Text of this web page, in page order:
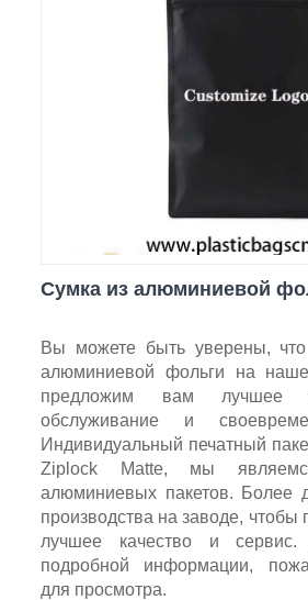
Сумка из алюминиевой
Вы можете быть уверены, что
алюминиевой фольги на
предложим вам лучшее
обслуживание и
Индивидуальный печатный
Ziplock Matte, мы
алюминиевых пакетов. Более
производства на заводе, чтобы
лучшее качество и
подробной информации,
для просмотра.